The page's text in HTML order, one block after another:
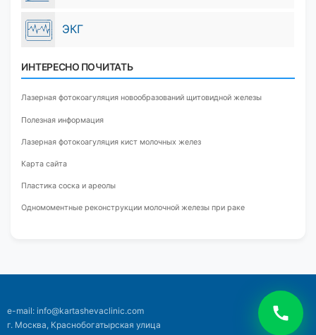
ЭКГ
ИНТЕРЕСНО ПОЧИТАТЬ
Лазерная фотокоагуляция новообразований щитовидной железы
Полезная информация
Лазерная фотокоагуляция кист молочных желез
Карта сайта
Пластика соска и ареолы
Одномоментные реконструкции молочной железы при раке
e-mail: info@kartashevaclinic.com
г. Москва, Краснобогатырская улица